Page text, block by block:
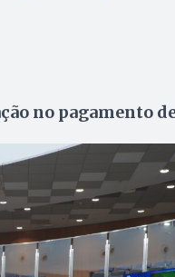
no pagamento